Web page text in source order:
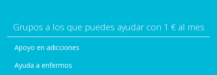
Grupos a los que puedes ayudar con 1 € al mes
Apoyo en adicciones
Ayuda a enfermos